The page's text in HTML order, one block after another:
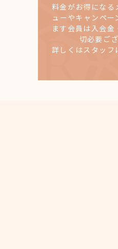
料金がお得になる
ューやキャンペー
ます 会員は入会金
切必要ご
詳しくはスタッフ